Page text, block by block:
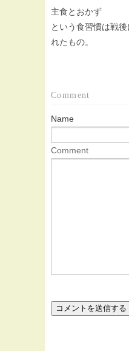
主食とおかず
という食習慣は戦
れたもの。
Comment
Name
Comment